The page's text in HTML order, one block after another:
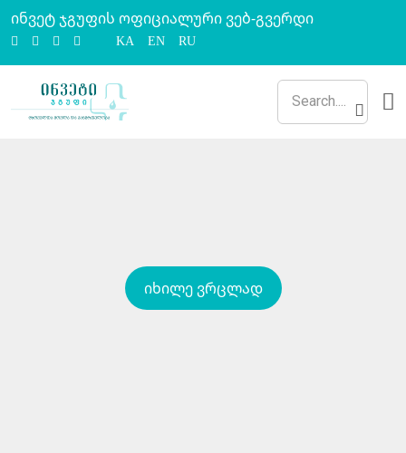
ინვეტ ჯგუფის ოფიციალური ვებ-გვერდი
KA EN RU
იხილე ვრცლად